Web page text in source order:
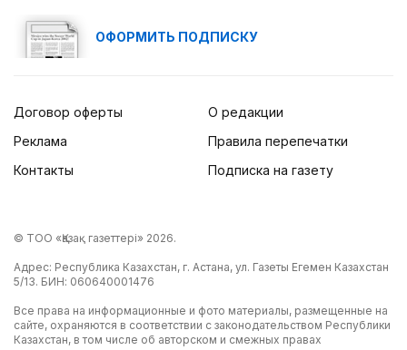
ОФОРМИТЬ ПОДПИСКУ
Договор оферты
Реклама
Контакты
О редакции
Правила перепечатки
Подписка на газету
© ТОО «Қазақ газеттері» 2026.
Адрес: Республика Казахстан, г. Астана, ул. Газеты Егемен Казахстан
5/13. БИН: 060640001476
Все права на информационные и фото материалы, размещенные на
сайте, охраняются в соответствии с законодательством Республики
Казахстан, в том числе об авторском и смежных правах